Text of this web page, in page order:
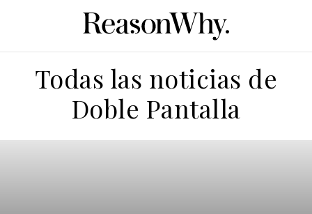
Todas las noticias de
Doble Pantalla